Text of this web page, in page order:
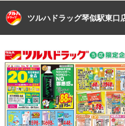
ツルハドラッグ琴似駅東口